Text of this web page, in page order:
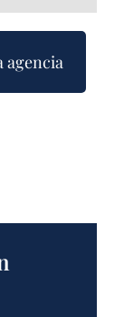
agencia